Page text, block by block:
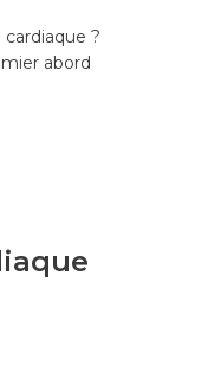
cardiaque ?
abord